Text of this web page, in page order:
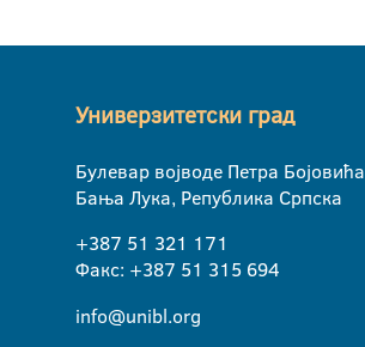
Универзитетски град
Булевар војводе Петра Бојовића
Бања Лука, Република Српска
+387 51 321 171
Факс: +387 51 315 694
info@unibl.org